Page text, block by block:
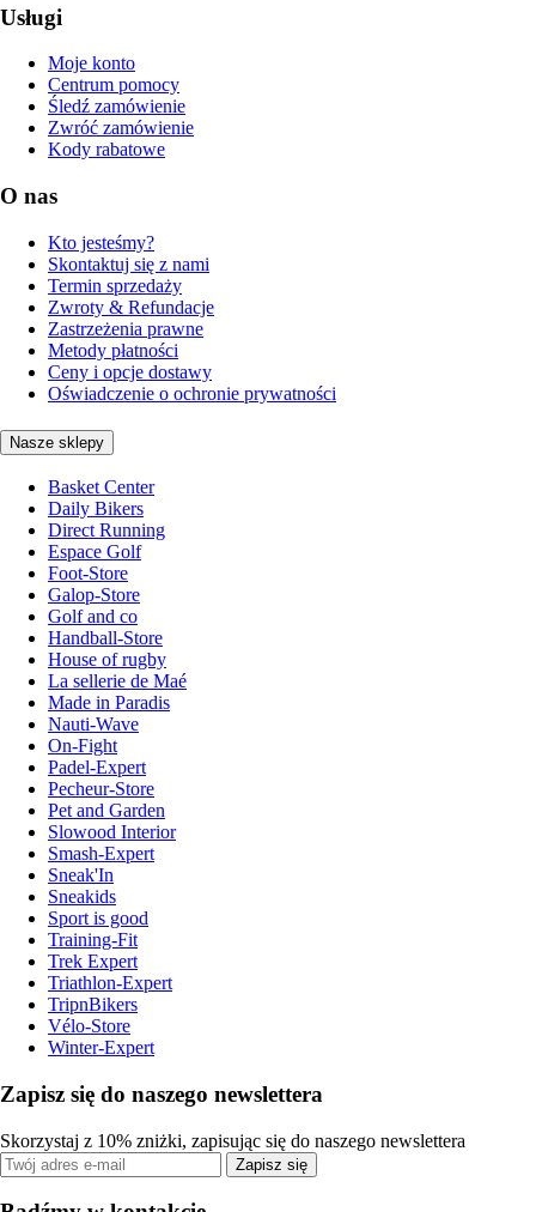
Usługi
Moje konto
Centrum pomocy
Śledź zamówienie
Zwróć zamówienie
Kody rabatowe
O nas
Kto jesteśmy?
Skontaktuj się z nami
Termin sprzedaży
Zwroty & Refundacje
Zastrzeżenia prawne
Metody płatności
Ceny i opcje dostawy
Oświadczenie o ochronie prywatności
Nasze sklepy
Basket Center
Daily Bikers
Direct Running
Espace Golf
Foot-Store
Galop-Store
Golf and co
Handball-Store
House of rugby
La sellerie de Maé
Made in Paradis
Nauti-Wave
On-Fight
Padel-Expert
Pecheur-Store
Pet and Garden
Slowood Interior
Smash-Expert
Sneak'In
Sneakids
Sport is good
Training-Fit
Trek Expert
Triathlon-Expert
TripnBikers
Vélo-Store
Winter-Expert
Zapisz się do naszego newslettera
Skorzystaj z 10% zniżki, zapisując się do naszego newslettera
Zapisz się